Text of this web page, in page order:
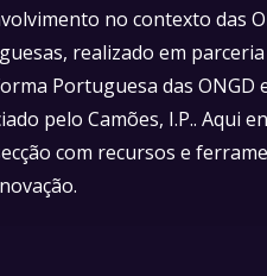
no contexto das
realizado em parceria
Portuguesa das ONGD
pelo Camões, I.P.. Aqui
com recursos e